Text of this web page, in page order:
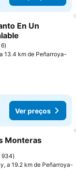
favoritos
En Un
6
13.4 km de Peñarroya-
Ver preços
favoritos
Monteras
934
a 19.2 km de Peñarroya-